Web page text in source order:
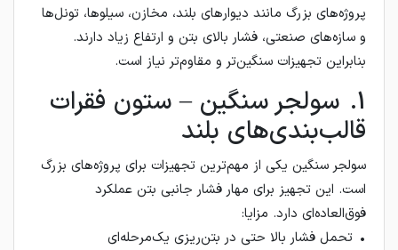
پروژه‌های بزرگ مانند دیوارهای بلند، مخازن، سیلوها، تونل‌ها
و سازه‌های صنعتی، فشار بالای بتن و ارتفاع زیاد دارند.
بنابراین تجهیزات سنگین‌تر و مقاوم‌تر نیاز است.
1. سولجر سنگین – ستون فقرات
قالب‌بندی‌های بلند
سولجر سنگین یکی از مهم‌ترین تجهیزات برای پروژه‌های بزرگ
است. این تجهیز برای مهار فشار جانبی بتن عملکرد
فوق‌العاده‌ای دارد. مزایا:
• تحمل فشار بالا حتی در بتن‌ریزی یک‌مرحله‌ای